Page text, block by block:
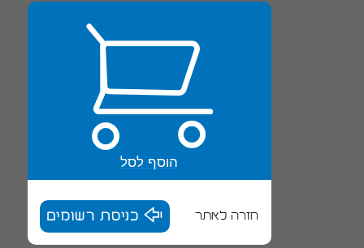
הוסף לסל
חזרה לאתר כניסת רשומים